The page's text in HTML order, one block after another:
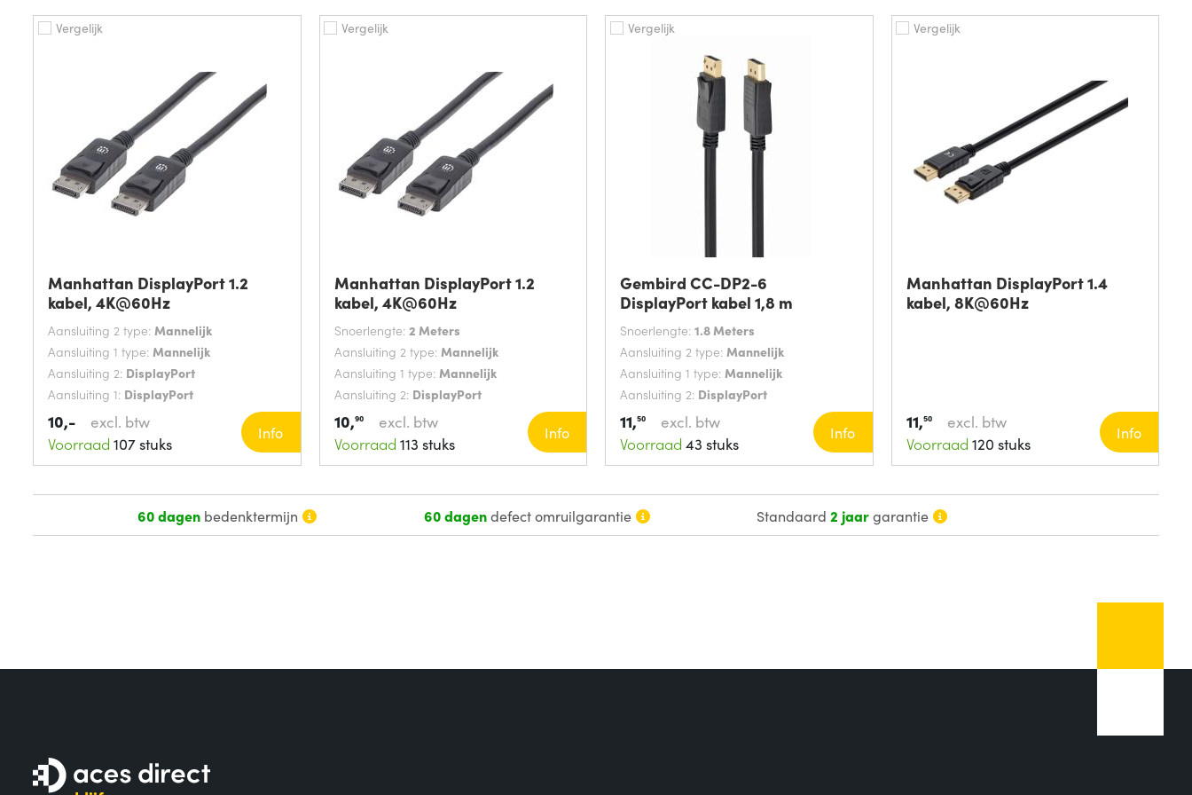
Vergelijk
Manhattan DisplayPort 1.2
kabel, 4K@60Hz
Aansluiting 2 type: Mannelijk
Aansluiting 1 type: Mannelijk
Aansluiting 2: DisplayPort
Aansluiting 1: DisplayPort
10,-
excl. btw
Voorraad 107 stuks
Info
Vergelijk
Manhattan DisplayPort 1.2
kabel, 4K@60Hz
Snoerlengte: 2 Meters
Aansluiting 2 type: Mannelijk
Aansluiting 1 type: Mannelijk
Aansluiting 2: DisplayPort
10,90
excl. btw
Voorraad 113 stuks
Info
Vergelijk
Gembird CC-DP2-6
DisplayPort kabel 1,8 m
Snoerlengte: 1.8 Meters
Aansluiting 2 type: Mannelijk
Aansluiting 1 type: Mannelijk
Aansluiting 2: DisplayPort
11,50
excl. btw
Voorraad 43 stuks
Info
Vergelijk
Manhattan DisplayPort 1.4
kabel, 8K@60Hz
11,50
excl. btw
Voorraad 120 stuks
Info
60 dagenbedenktermijn 60 dagendefect omruilgarantie Standaard2 jaargarantie